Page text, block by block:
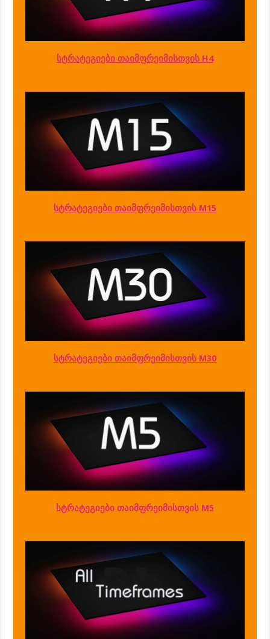
სტრატეგიები თაიმფრეიმისთვის H4
სტრატეგიები თაიმფრეიმისთვის M15
სტრატეგიები თაიმფრეიმისთვის M30
სტრატეგიები თაიმფრეიმისთვის M5